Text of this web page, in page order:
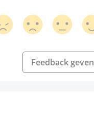
Feedback geven